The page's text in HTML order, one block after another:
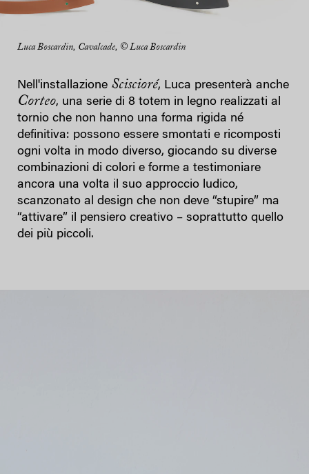
Luca Boscardin, Cavalcade, © Luca Boscardin
Nell'installazione Sciscioré, Luca presenterà anche
Corteo, una serie di 8 totem in legno realizzati al
tornio che non hanno una forma rigida né
definitiva: possono essere smontati e ricomposti
ogni volta in modo diverso, giocando su diverse
combinazioni di colori e forme a testimoniare
ancora una volta il suo approccio ludico,
scanzonato al design che non deve “stupire” ma
“attivare” il pensiero creativo – soprattutto quello
dei più piccoli.